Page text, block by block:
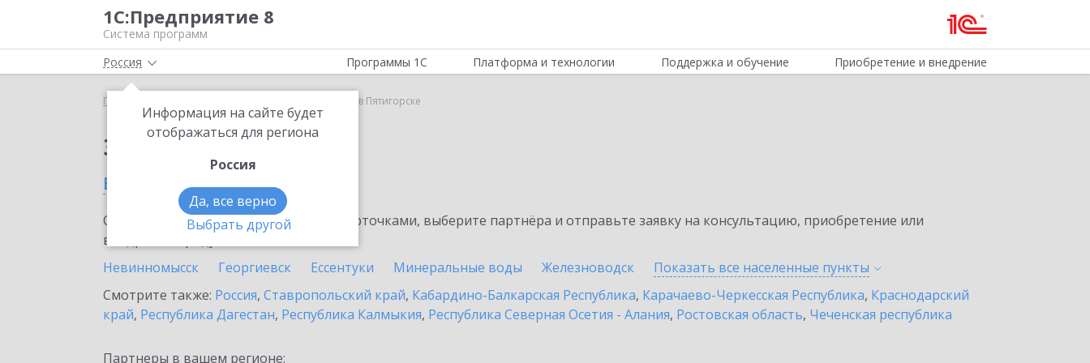
1С:Предприятие 8
Система программ
Россия
Информация на сайте будет
отображаться для региона
Россия
Да, все верно
Выбрать другой
Программы 1С Платформа и технологии Поддержка и обучение Приобретение и внедрение
Главная 1С:Лизинг в Пятигорске
Заказать 1С:Лизинг
в Пятигорске
Ознакомьтесь с информационными карточками, выберите партнёра и отправьте заявку на консультацию, приобретение или
внедрение продукта.
Невинномысск
Георгиевск Ессентуки Минеральные воды Железноводск Показать все населенные пункты
Смотрите также: Россия, Ставропольский край, Кабардино-Балкарская Республика, Карачаево-Черкесская Республика, Краснодарский
край, Республика Дагестан, Республика Калмыкия, Республика Северная Осетия - Алания, Ростовская область, Чеченская республика
Партнеры в вашем регионе: